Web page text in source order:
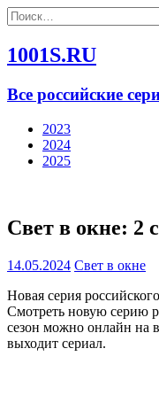
Найти:
1001S.RU
Все российские
2023
2024
2025
Свет в окне: 2
14.05.2024 Свет в окне
Новая серия
Смотреть новую серию
сезон можно онлайн на
выходит сериал.